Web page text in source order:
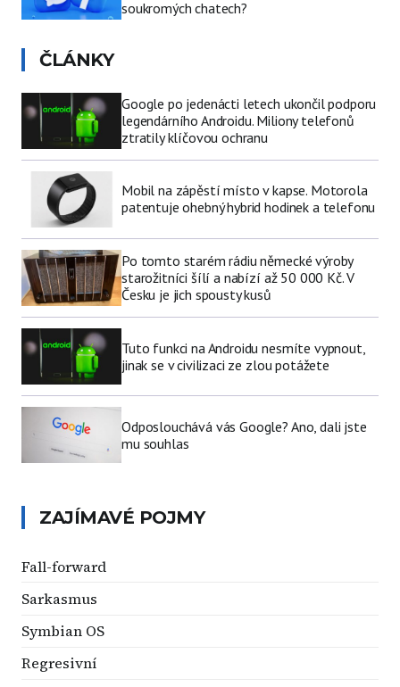
soukromých chatech?
ČLÁNKY
Google po jedenácti letech ukončil podporu
legendárního Androidu. Miliony telefonů
ztratily klíčovou ochranu
Mobil na zápěstí místo v kapse. Motorola
patentuje ohebný hybrid hodinek a telefonu
Po tomto starém rádiu německé výroby
starožitníci šílí a nabízí až 50 000 Kč. V
Česku je jich spousty kusů
Tuto funkci na Androidu nesmíte vypnout,
jinak se v civilizaci ze zlou potážete
Odposlouchává vás Google? Ano, dali jste
mu souhlas
ZAJÍMAVÉ POJMY
Fall-forward
Sarkasmus
Symbian OS
Regresivní